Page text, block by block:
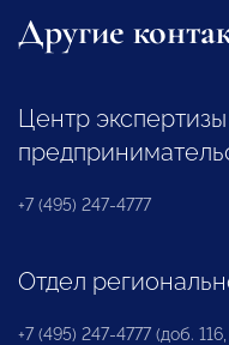
Другие
Центр
+7 (495) 247-4777
Отдел
+7 (495) 247-4777 (доб. 116,